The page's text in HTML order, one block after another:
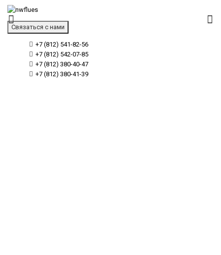
Связаться с нами
+7 (812) 541-82-56
+7 (812) 542-07-85
+7 (812) 380-40-47
+7 (812) 380-41-39